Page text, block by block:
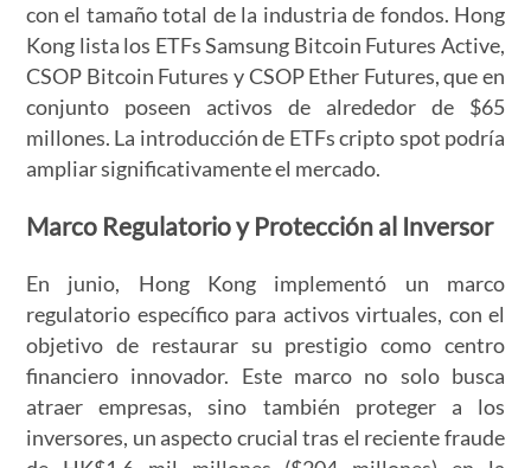
con el tamaño total de la industria de fondos. Hong
Kong lista los ETFs Samsung Bitcoin Futures Active,
CSOP Bitcoin Futures y CSOP Ether Futures, que en
conjunto poseen activos de alrededor de $65
millones. La introducción de ETFs cripto spot podría
ampliar significativamente el mercado.
Marco Regulatorio y Protección al Inversor
En junio, Hong Kong implementó un marco
regulatorio específico para activos virtuales, con el
objetivo de restaurar su prestigio como centro
financiero innovador. Este marco no solo busca
atraer empresas, sino también proteger a los
inversores, un aspecto crucial tras el reciente fraude